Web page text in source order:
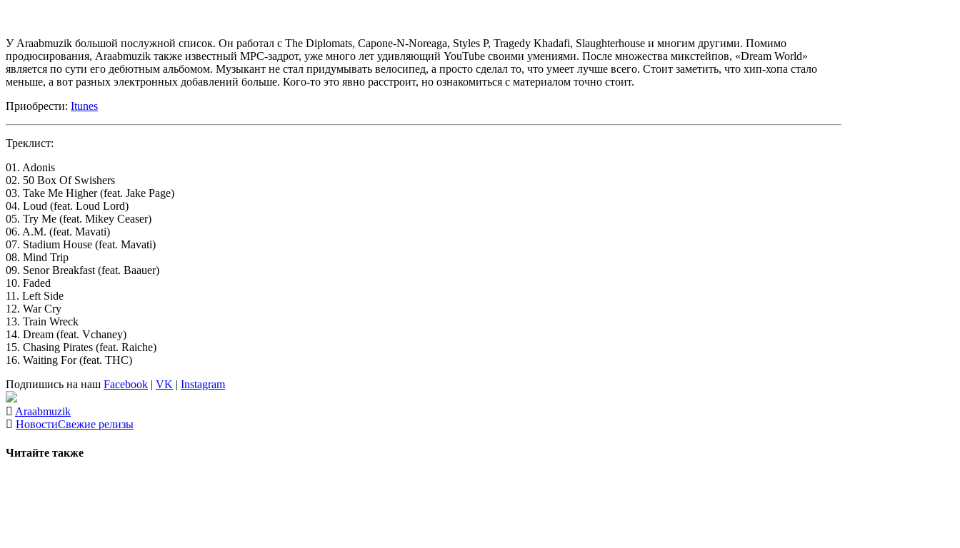
УAraabmuzik большой послужной список. Он работал с The Diplomats, Capone-N-Noreaga, Styles P, Tragedy Khadafi, Slaughterhouse и многим другими. Помимо
продюсирования, Araabmuzik также известный MPC-задрот, уже много лет удивляющий YouTube своими умениями. После множества микстейпов, «Dream World»
является по сути его дебютным альбомом. Музыкант не стал придумывать велосипед, а просто сделал то, что умеет лучше всего. Стоит заметить, что хип-хопа стало
меньше, а вот разных электронных добавлений больше. Кого-то это явно расстроит, но ознакомиться с материалом точно стоит.
Приобрести: Itunes
Треклист:
01. Adonis
02. 50 Box Of Swishers
03. Take Me Higher (feat. Jake Page)
04. Loud (feat. Loud Lord)
05. Try Me (feat. Mikey Ceaser)
06. A.M. (feat. Mavati)
07. Stadium House (feat. Mavati)
08. Mind Trip
09. Senor Breakfast (feat. Baauer)
10. Faded
11. Left Side
12. War Cry
13. Train Wreck
14. Dream (feat. Vchaney)
15. Chasing Pirates (feat. Raiche)
16. Waiting For (feat. THC)
Подпишись на наш Facebook | VK | Instagram
Araabmuzik
НовостиСвежие релизы
Читайте также